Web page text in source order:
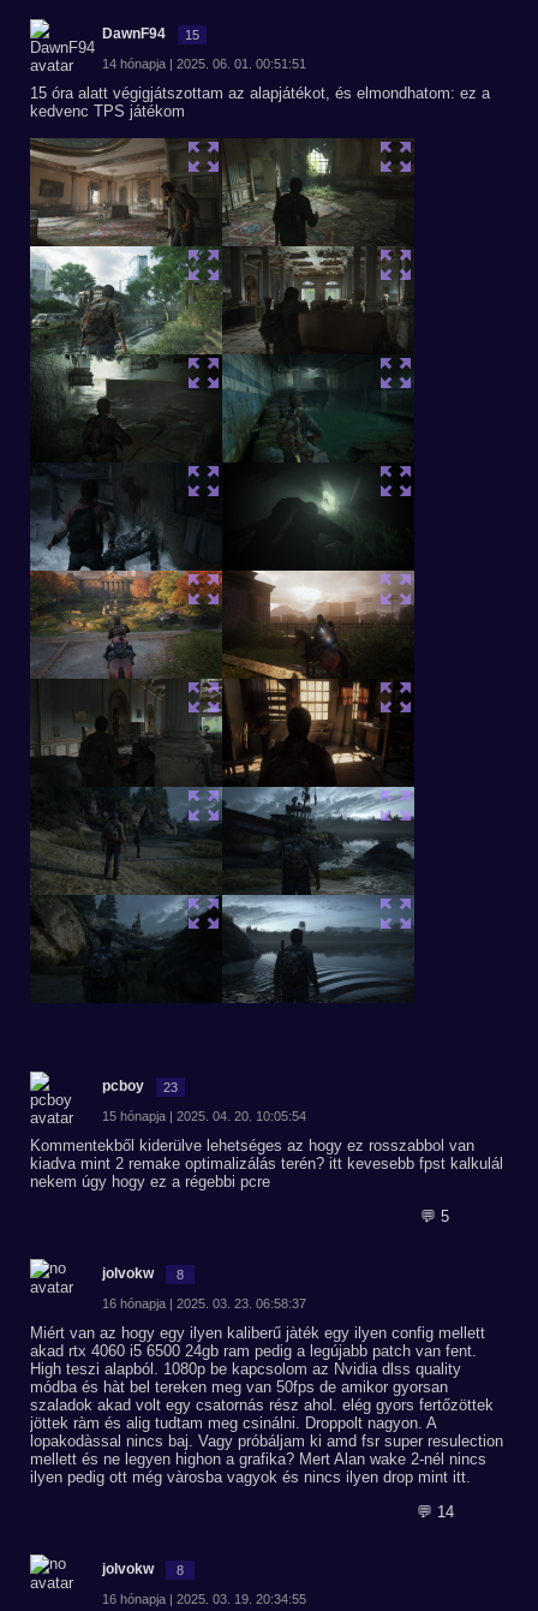
DawnF94 15
14 hónapja | 2025. 06. 01. 00:51:51
15 óra alatt végigjátszottam az alapjátékot, és elmondhatom: ez a
kedvenc TPS játékom
pcboy 23
15 hónapja | 2025. 04. 20. 10:05:54
Kommentekből kiderülve lehetséges az hogy ez rosszabbol van
kiadva mint 2 remake optimalizálás terén? itt kevesebb fpst kalkulál
nekem úgy hogy ez a régebbi pcre
💬 5
jolvokw 8
16 hónapja | 2025. 03. 23. 06:58:37
Miért van az hogy egy ilyen kaliberű jàték egy ilyen config mellett
akad rtx 4060 i5 6500 24gb ram pedig a legújabb patch van fent.
High teszi alapból. 1080p be kapcsolom az Nvidia dlss quality
módba és hàt bel tereken meg van 50fps de amikor gyorsan
szaladok akad volt egy csatornás rész ahol. elég gyors fertőzöttek
jöttek ràm és alig tudtam meg csinálni. Droppolt nagyon. A
lopakodàssal nincs baj. Vagy próbáljam ki amd fsr super resulection
mellett és ne legyen highon a grafika? Mert Alan wake 2-nél nincs
ilyen pedig ott még vàrosba vagyok és nincs ilyen drop mint itt.
💬 14
jolvokw 8
16 hónapja | 2025. 03. 19. 20:34:55